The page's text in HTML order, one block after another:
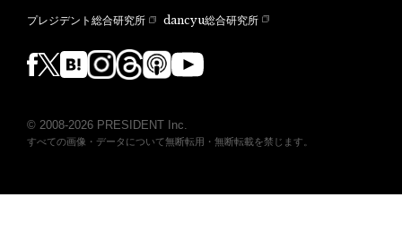
プレジデント総合研究所 dancyu総合研究所
© 2008-2026 PRESIDENT Inc.
すべての画像・データについて無断転用・無断転載を禁じます。